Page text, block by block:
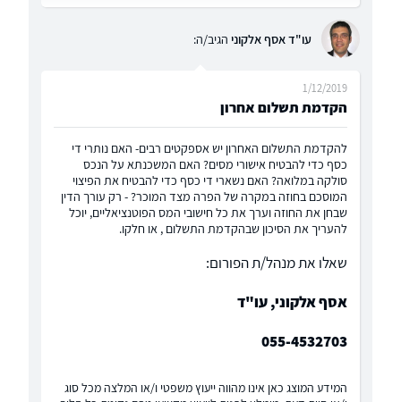
עו"ד אסף אלקוני הגיב/ה:
הקדמת תשלום אחרון
1/12/2019
להקדמת התשלום האחרון יש אספקטים רבים- האם נותרי די
כסף כדי להבטיח אישורי מסים? האם המשכנתא על הנכס
סולקה במלואה? האם נשארי די כסף כדי להבטיח את הפיצוי
המוסכם בחוזה במקרה של הפרה מצד המוכר? - רק עורך הדין
שבחן את החוזה וערך את כל חישובי המס הפוטנציאליים, יוכל
להעריך את הסיכון שבהקדמת התשלום , או חלקו.
שאלו את מנהל/ת הפורום:
אסף אלקוני, עו"ד
055-4532703
המידע המוצג כאן אינו מהווה ייעוץ משפטי ו/או המלצה מכל סוג